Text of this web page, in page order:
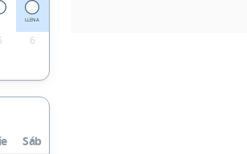
LLENA
6
Sáb